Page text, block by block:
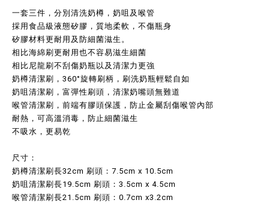
一套三件，分別清洗奶樽，奶咀及喉管
採用食品級液態矽膠，質地柔軟，不傷瓶身
矽膠材料更耐用及防細菌滋生。
相比海綿刷更耐用也不容易滋生細菌
相比尼龍刷不刮傷奶瓶以及清潔力更強
奶樽清潔刷，360°旋轉刷柄，刷洗奶瓶輕鬆自如
奶咀清潔刷，富彈性刷頭，清潔奶嘴頭無難道
喉管清潔刷，前端有膠頭保護，防止金屬刮傷喉管內部
耐熱，可高溫消毒，防止細菌滋生
不吸水，更易乾
尺寸：
奶樽清潔刷長32cm 刷頭：7.5cm x 10.5cm
奶咀清潔刷長19.5cm 刷頭：3.5cm x 4.5cm
喉管清潔刷長21.5cm 刷頭：0.7cm x3.2cm